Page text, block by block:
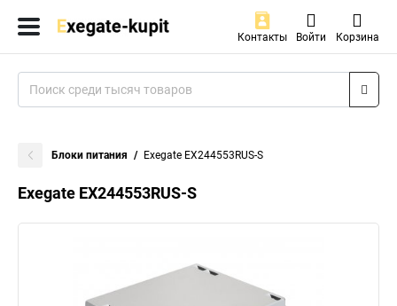
Контакты Войти Корзина
Блоки питания Exegate EX244553RUS-S
Exegate EX244553RUS-S